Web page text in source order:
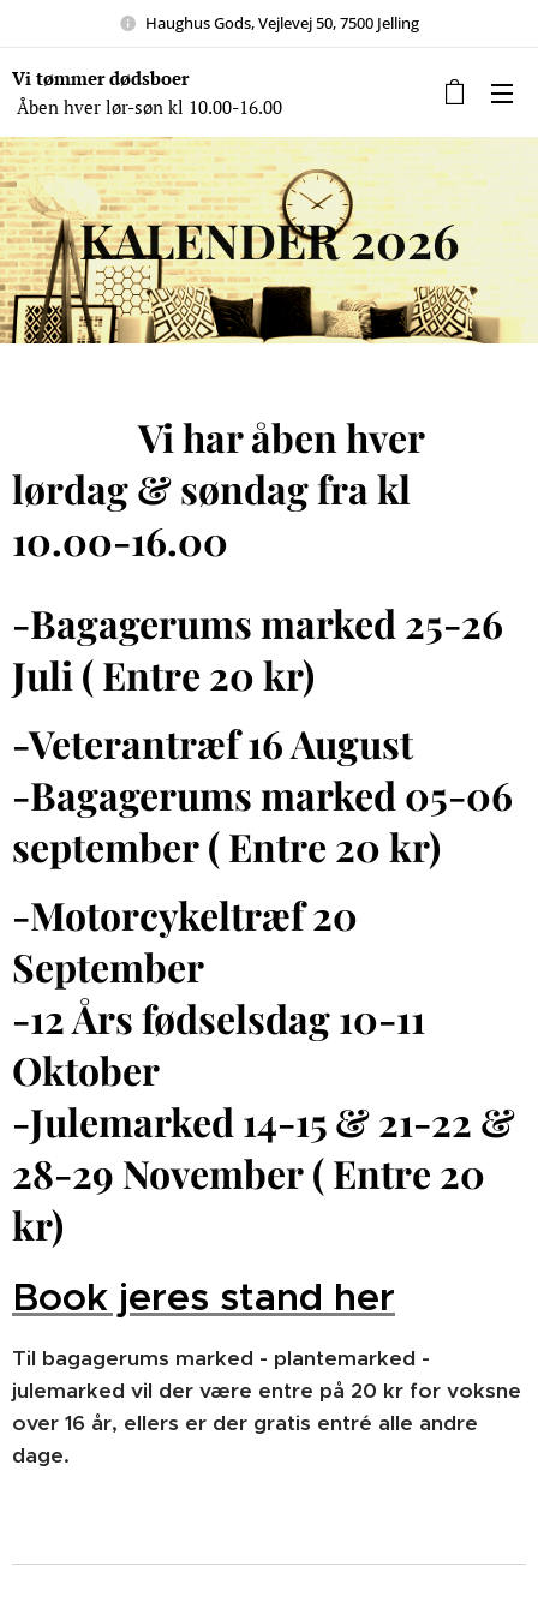
Haughus Gods, Vejlevej 50, 7500 Jelling
Vi tømmer dødsboer
Åben hver lør-søn kl 10.00-16.00
Åben
hver lør-søn kl 10.00-16.00
KALENDER 2026
Vi har åben hver
lørdag & søndag fra kl
10.00-16.00
-Bagagerums marked 25-26
Juli ( Entre 20 kr)
-Veterantræf 16 August
-Bagagerums marked 05-06
september( Entre 20 kr)
-Motorcykeltræf 20
September
-12 Års fødselsdag 10-11
Oktober
-Julemarked 14-15 & 21-22 &
28-29 November( Entre 20
kr)
Book jeres stand her
Til bagagerums marked - plantemarked -
julemarked vil der være entre på 20 kr for voksne
over 16 år, ellers er der gratis entré alle andre
dage.